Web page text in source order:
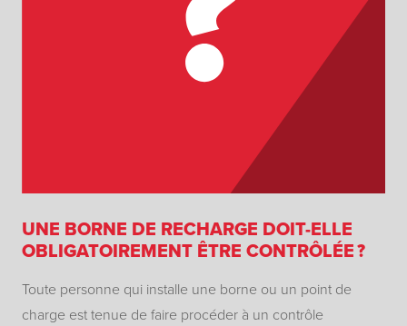
UNE BORNE DE RECHARGE DOIT-ELLE
OBLIGATOIREMENT ÊTRE CONTRÔLÉE ?
Toute personne qui installe une borne ou un point de
charge est tenue de faire procéder à un contrôle